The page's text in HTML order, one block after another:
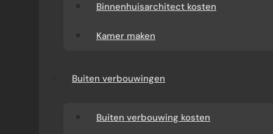
Binnenhuisarchitect kosten
Kamer maken
Buiten verbouwingen
Buiten verbouwing kosten